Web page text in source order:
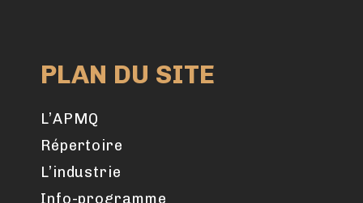
PLAN DU SITE
L’APMQ
Répertoire
L’industrie
Info-programme